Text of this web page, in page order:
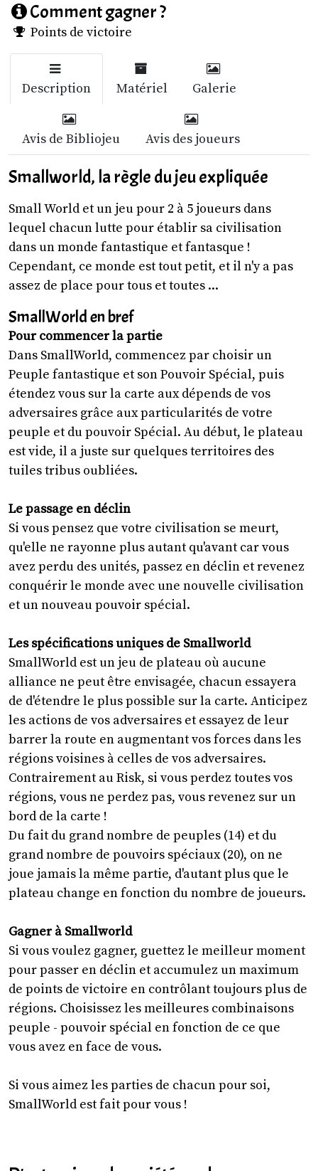
Comment gagner ?
Points de victoire
Description Matériel Galerie
Avis de Bibliojeu Avis des joueurs
Smallworld, la règle du jeu expliquée
Small World et un jeu pour 2 à 5 joueurs dans
lequel chacun lutte pour établir sa civilisation
dans un monde fantastique et fantasque !
Cependant, ce monde est tout petit, et il n'y a pas
assez de place pour tous et toutes ...
SmallWorld en bref
Pour commencer la partie
Dans SmallWorld, commencez par choisir un
Peuple fantastique et son Pouvoir Spécial, puis
étendez vous sur la carte aux dépends de vos
adversaires grâce aux particularités de votre
peuple et du pouvoir Spécial. Au début, le plateau
est vide, il a juste sur quelques territoires des
tuiles tribus oubliées.
Le passage en déclin
Si vous pensez que votre civilisation se meurt,
qu'elle ne rayonne plus autant qu'avant car vous
avez perdu des unités, passez en déclin et revenez
conquérir le monde avec une nouvelle civilisation
et un nouveau pouvoir spécial.
Les spécifications uniques de Smallworld
SmallWorld est un jeu de plateau où aucune
alliance ne peut être envisagée, chacun essayera
de d'étendre le plus possible sur la carte. Anticipez
les actions de vos adversaires et essayez de leur
barrer la route en augmentant vos forces dans les
régions voisines à celles de vos adversaires.
Contrairement au Risk, si vous perdez toutes vos
régions, vous ne perdez pas, vous revenez sur un
bord de la carte !
Du fait du grand nombre de peuples (14) et du
grand nombre de pouvoirs spéciaux (20), on ne
joue jamais la même partie, d'autant plus que le
plateau change en fonction du nombre de joueurs.
Gagner à Smallworld
Si vous voulez gagner, guettez le meilleur moment
pour passer en déclin et accumulez un maximum
de points de victoire en contrôlant toujours plus de
régions. Choisissez les meilleures combinaisons
peuple - pouvoir spécial en fonction de ce que
vous avez en face de vous.
Si vous aimez les parties de chacun pour soi,
SmallWorld est fait pour vous !